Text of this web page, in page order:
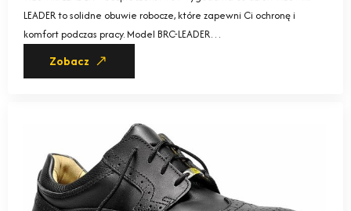
LEADER to solidne obuwie robocze, które zapewni Ci ochronę i
komfort podczas pracy. Model BRC-LEADER…
Zobacz